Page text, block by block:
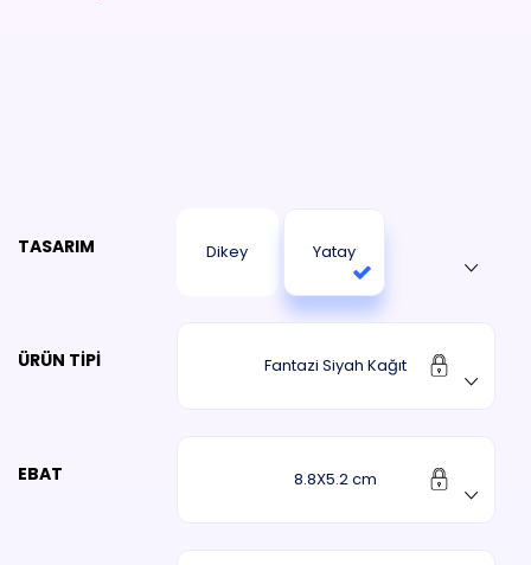
TASARIM Dikey Yatay
ÜRÜN TIPI Fantazi Siyah Kağıt
EBAT 8.8X5.2 cm